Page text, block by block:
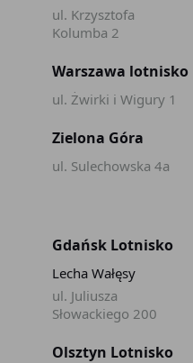
ul. Krzysztofa
Kolumba 2
Warszawa lotnisko
ul. Żwirki i Wigury 1
Zielona Góra
ul. Sulechowska 4a
Gdańsk Lotnisko
Lecha Wałęsy
ul. Juliusza
Słowackiego 200
Olsztyn Lotnisko